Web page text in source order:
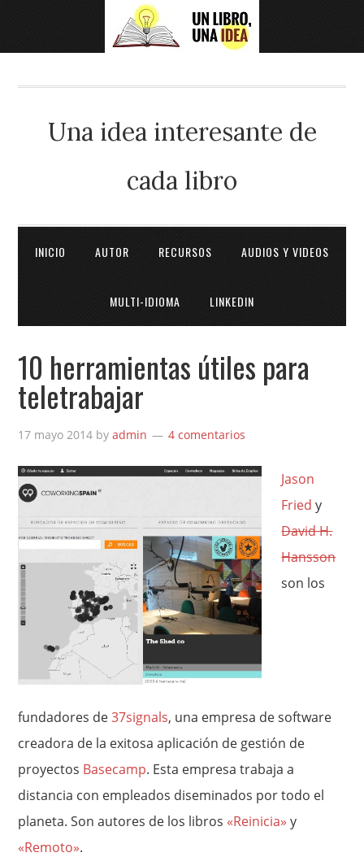
Una idea interesante de
cada libro
INICIO AUTOR RECURSOS AUDIOS Y VIDEOS
MULTI-IDIOMA LINKEDIN
10 herramientas útiles para
teletrabajar
17 mayo 2014 byadmin 4 comentarios
Jason
Fried y
David H.
Hansson
son los
fundadores de37signals, una empresa de software
creadora de la exitosa aplicación de gestión de
proyectos Basecamp. Esta empresa trabaja a
distancia con empleados diseminados por todo el
planeta. Son autores de los libros «Reinicia» y
«Remoto».